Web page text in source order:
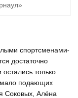
спортсменами-
достаточно
только
подающих
Соковых, Алёна